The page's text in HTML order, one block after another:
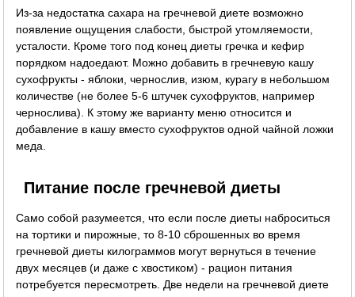
Из-за недостатка сахара на гречневой диете возможно
появление ощущения слабости, быстрой утомляемости,
усталости. Кроме того под конец диеты гречка и кефир
порядком надоедают. Можно добавить в гречневую кашу
сухофрукты - яблоки, чернослив, изюм, курагу в небольшом
количестве (не более 5-6 штучек сухофруктов, например
чернослива). К этому же варианту меню относится и
добавление в кашу вместо сухофруктов одной чайной ложки
меда.
Питание после гречневой диеты
Само собой разумеется, что если после диеты наброситься
на тортики и пирожные, то 8-10 сброшенных во время
гречневой диеты килограммов могут вернуться в течение
двух месяцев (и даже с хвостиком) - рацион питания
потребуется пересмотреть. Две недели на гречневой диете